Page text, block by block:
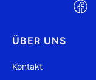
ÜBER UNS
Kontakt